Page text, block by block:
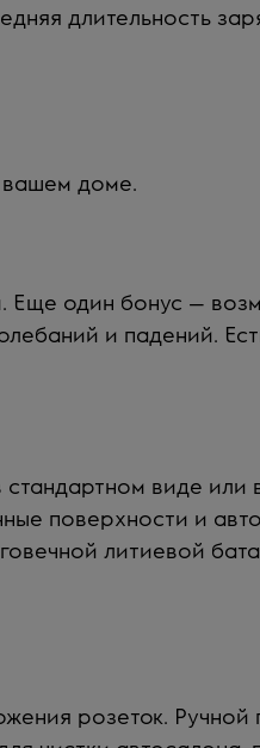
длительность
вашем доме.
один бонус —
и падений.
виде или
поверхности и
литиевой
розеток.